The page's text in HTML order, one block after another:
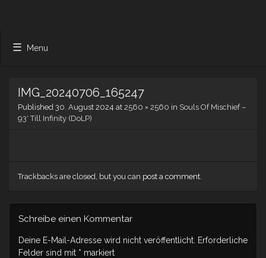
Menu
IMG_20240706_165247
Published 30. August 2024 at 2560 × 2560 in Souls Of Mischief –
93′ Till Infinity (DoLP)
Trackbacks are closed, but you can post a comment.
Schreibe einen Kommentar
Deine E-Mail-Adresse wird nicht veröffentlicht. Erforderliche
Felder sind mit * markiert